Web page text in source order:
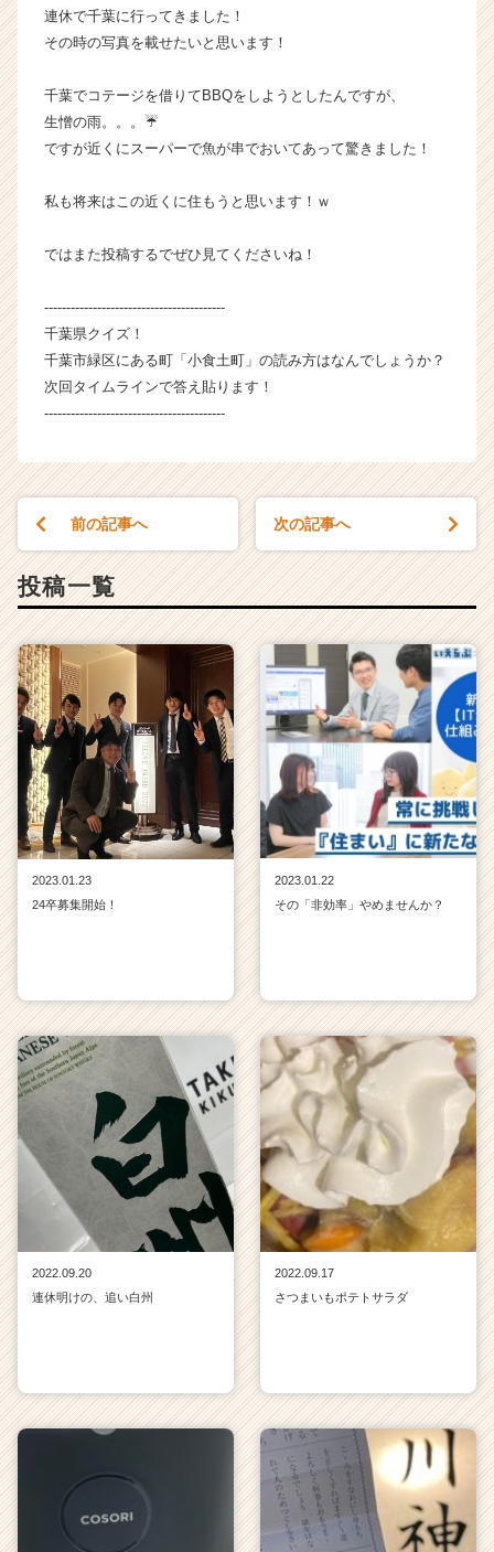
ー・
成
企
ら
カ
ト
活
サ
イ
チ
リ
e
C
r）
連休で千葉に行ってきました！
その時の写真を載せたいと思います！
千葉でコテージを借りてBBQをしようとしたんですが、
生憎の雨。。。☔
ですが近くにスーパーで魚が串でおいてあって驚きました！
私も将来はこの近くに住もうと思います！ｗ
ではまた投稿するでぜひ見てくださいね！
-----------------------------------------
千葉県クイズ！
千葉市緑区にある町「小食土町」の読み方はなんでしょうか？
次回タイムラインで答え貼ります！
-----------------------------------------
前の記事へ 次の記事へ
投稿一覧
2023.01.23
24卒募集開始！
2023.01.22
その「非効率」やめませんか？
2022.09.20
連休明けの、追い白州
2022.09.17
さつまいもポテトサラダ